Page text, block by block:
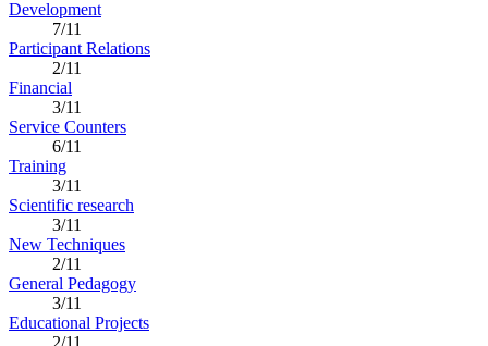
Development
7/11
Participant Relations
2/11
Financial
3/11
Service Counters
6/11
Training
3/11
Scientific research
3/11
New Techniques
2/11
General Pedagogy
3/11
Educational Projects
2/11